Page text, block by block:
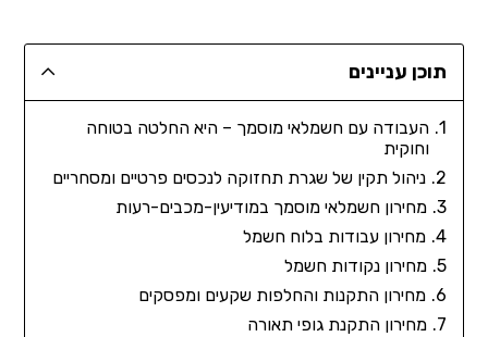
תוכן עניינים
העבודה עם חשמלאי מוסמך – היא החלטה בטוחה
וחוקית
ניהול תקין של שגרת תחזוקה לנכסים פרטיים ומסחריים
מחירון חשמלאי מוסמך במודיעין-מכבים-רעות
מחירון עבודות בלוח חשמל
מחירון נקודות חשמל
מחירון התקנות והחלפות שקעים ומפסקים
מחירון התקנת גופי תאורה